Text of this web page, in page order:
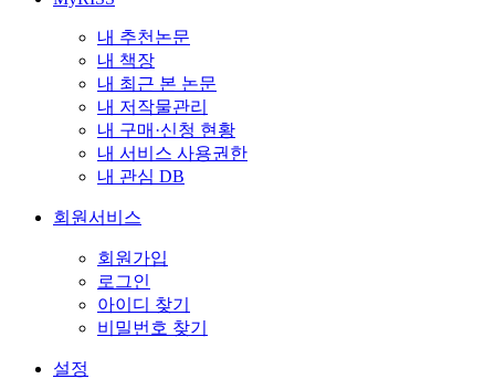
내 추천논문
내 책장
내 최근 본 논문
내 저작물관리
내 구매·신청 현황
내 서비스 사용권한
내 관심 DB
회원서비스
회원가입
로그인
아이디 찾기
비밀번호 찾기
설정